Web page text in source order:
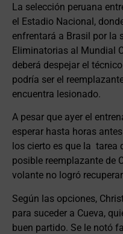
La selección peruana
el Estadio Nacional,
enfrentará a Brasil por la
Eliminatorias al Mundial
deberá despejar el
podría ser el
encuentra lesionado.
A pesar que ayer el
esperar hasta horas
los cierto es que la tarea
posible reemplazante de
volante no logró
Según las opciones,
para suceder a Cueva,
buen partido. Se le notó